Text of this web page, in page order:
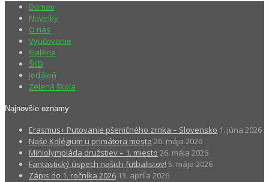
Domov
Novinky
O nás
Vyučovanie
Galéria
ŠKD
Jedáleň
Zelená škola
Najnovšie oznamy
Erasmus+ Putovanie pšeničného zrnka – Slovensko 1. júna 2026
Naše Kolégium u primátora mesta 26. mája 2026
Miniolympiáda družstiev – 1. miesto 26. mája 2026
Fantastický úspech našich futbalistov! 5. mája 2026
Zápis do 1. ročníka 2026 13. apríla 2026